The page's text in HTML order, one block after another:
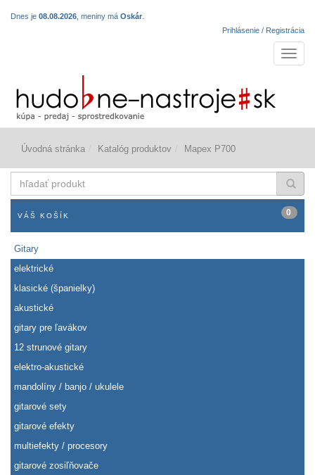
Dnes je 08.08.2026 , meniny má Oskár
Prihlásenie / Registrácia
Úvodná stránka Katalóg produktov Mapex P700
produkt
VÁŠ KOŠÍK 0
Gitary
elektrické
klasické (španielky)
akustické
gitary pre ľavákov
12 strunové gitary
elektro-akustické
mandolíny / banjo / ukulele
gitarové sety
gitarové efekty
multiefekty / procesory
gitarové zosiľňovače